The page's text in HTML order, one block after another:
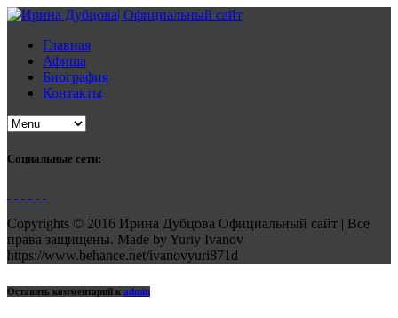
Главная
Афиша
Биография
Контакты
Социальные сети:
Copyrights © 2016 Ирина Дубцова Официальный сайт | Все
права защищены. Made by Yuriy Ivanov
https://www.behance.net/ivanovyuri871d
Оставить комментарий к admin